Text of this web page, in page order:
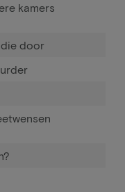
kamers
door